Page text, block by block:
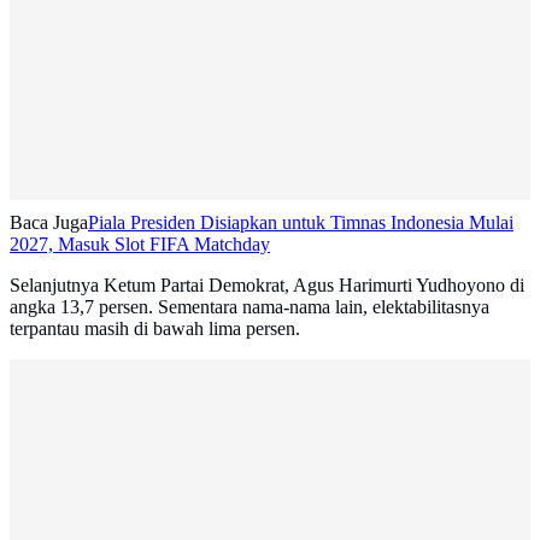
Baca JugaPiala Presiden Disiapkan untuk Timnas Indonesia Mulai
2027, Masuk Slot FIFA Matchday
Selanjutnya Ketum Partai Demokrat, Agus Harimurti Yudhoyono di
angka 13,7 persen. Sementara nama-nama lain, elektabilitasnya
terpantau masih di bawah lima persen.